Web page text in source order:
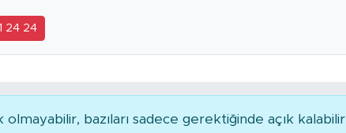
24 24
bazıları sadece gerektiğinde açık kalabilir